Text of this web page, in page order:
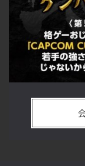
の強さは 「若さ
久保のプロ格闘ゲ